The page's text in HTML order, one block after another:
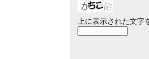
上に表示された文字